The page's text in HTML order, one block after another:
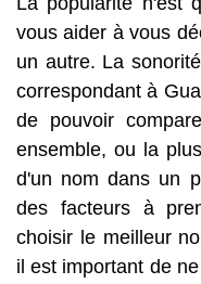
vous aider à vous
un autre. La
correspondant à
de pouvoir
ensemble, ou la
d'un nom dans un
des facteurs à
choisir le meilleur
il est important de